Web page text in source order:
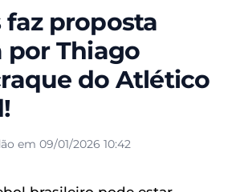
faz proposta
Thiago
do Atlético
em 09/01/2026 10:42